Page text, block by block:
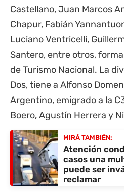
Castellano, Juan Marcos
Chapur, Fabián
Luciano Ventricelli,
Santero, entre otros,
de Turismo Nacional. La
Dos, tiene a Alfonso
Argentino, emigrado a la
Boero, Agustín Herrera y
MIRÁ TAMBIÉN:
Atención
casos una
puede ser
reclamar